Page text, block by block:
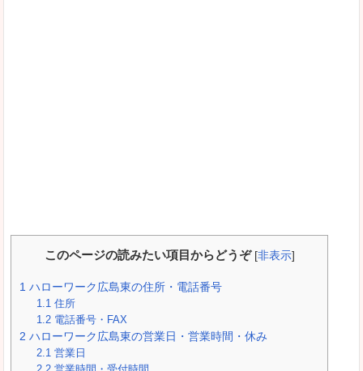
このページの読みたい項目からどうぞ [非表示]
1 ハローワーク広島東の住所・電話番号
1.1 住所
1.2 電話番号・FAX
2 ハローワーク広島東の営業日・営業時間・休み
2.1 営業日